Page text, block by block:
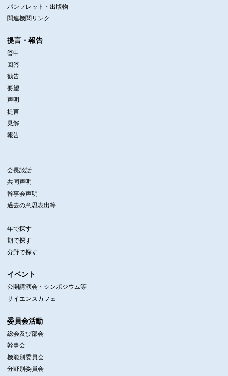
パンフレット・出版物
関連機関リンク
提言・報告
答申
回答
勧告
要望
声明
提言
見解
報告
会長談話
共同声明
幹事会声明
過去の意思表出等
年で探す
期で探す
分野で探す
イベント
公開講演会・シンポジウム等
サイエンスカフェ
委員会活動
総会及び部会
幹事会
機能別委員会
分野別委員会